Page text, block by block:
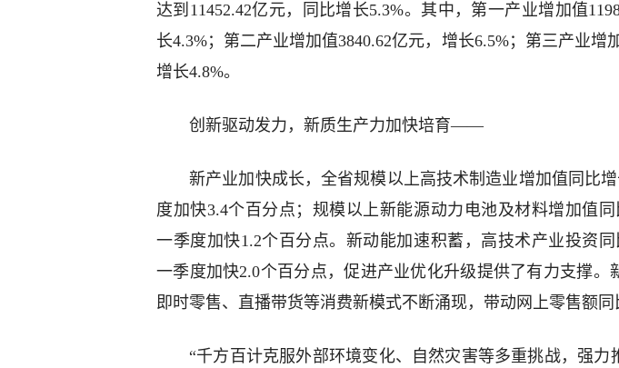
达到11452.42亿元，同比增长5.3%。其中，第一产业增加值
长4.3%；第二产业增加值3840.62亿元，增长6.5%；第三产业增
增长4.8%。
创新驱动发力，新质生产力加快培育——
新产业加快成长，全省规模以上高技术制造业增加值同比
度加快3.4个百分点；规模以上新能源动力电池及材料增加值同
一季度加快1.2个百分点。新动能加速积蓄，高技术产业投资同
一季度加快2.0个百分点，促进产业优化升级提供了有力支撑。
即时零售、直播带货等消费新模式不断涌现，带动网上零售额同
“千方百计克服外部环境变化、自然灾害等多重挑战，强力